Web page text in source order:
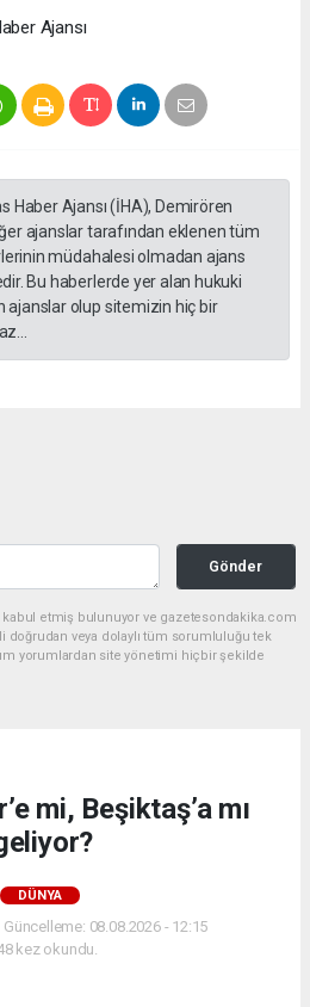
Ajansı
Haber Ajansı (İHA), Demirören
ajanslar tarafından eklenen tüm
müdahalesi olmadan ajans
Bu haberlerde yer alan hukuki
ajanslar olup sitemizin hiç bir
Gönder
kabul etmiş bulunuyor ve gazetesondakika.com
doğrudan veya dolaylı tüm sorumluluğu tek
yorumlardan site yönetimi hiçbir şekilde
mi, Beşiktaş’a mı
DÜNYA
Güncelleme: 08.08.2026 - 12:15
kez okundu.